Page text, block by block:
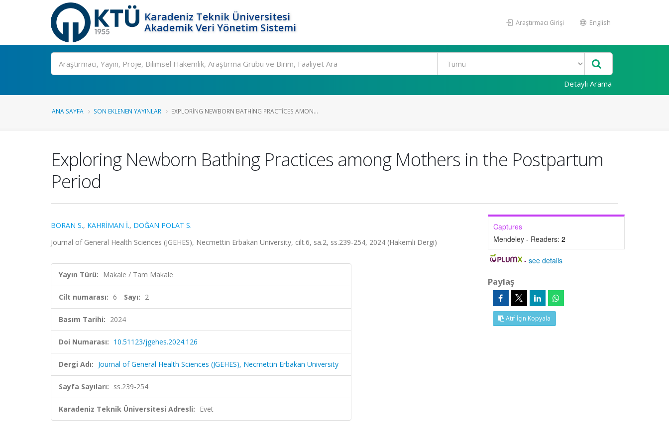
Karadeniz Teknik Üniversitesi
Akademik Veri Yönetim Sistemi
Araştırmacı Girişi English
Ara
Detaylı Arama
ANA SAYFA SON EKLENEN YAYINLAR EXPLORING NEWBORN BATHING PRACTICES AMON...
Exploring Newborn Bathing Practices among Mothers in the Postpartum
Period
BORAN S., KAHRİMAN İ., DOĞAN POLAT S.
Journal of General Health Sciences (JGEHES), Necmettin Erbakan University, cilt.6, sa.2, ss.239-254, 2024 (Hakemli Dergi)
Yayın Türü: Makale / Tam Makale
Cilt numarası: 6 Sayı: 2
Basım Tarihi: 2024
Doi Numarası: 10.51123/jgehes.2024.126
Dergi Adı: Journal of General Health Sciences (JGEHES), Necmettin Erbakan University
Sayfa Sayıları: ss.239-254
Karadeniz Teknik Üniversitesi Adresli: Evet
Captures
Mendeley - Readers: 2
-see details
Paylaş
Atıf İçin Kopyala